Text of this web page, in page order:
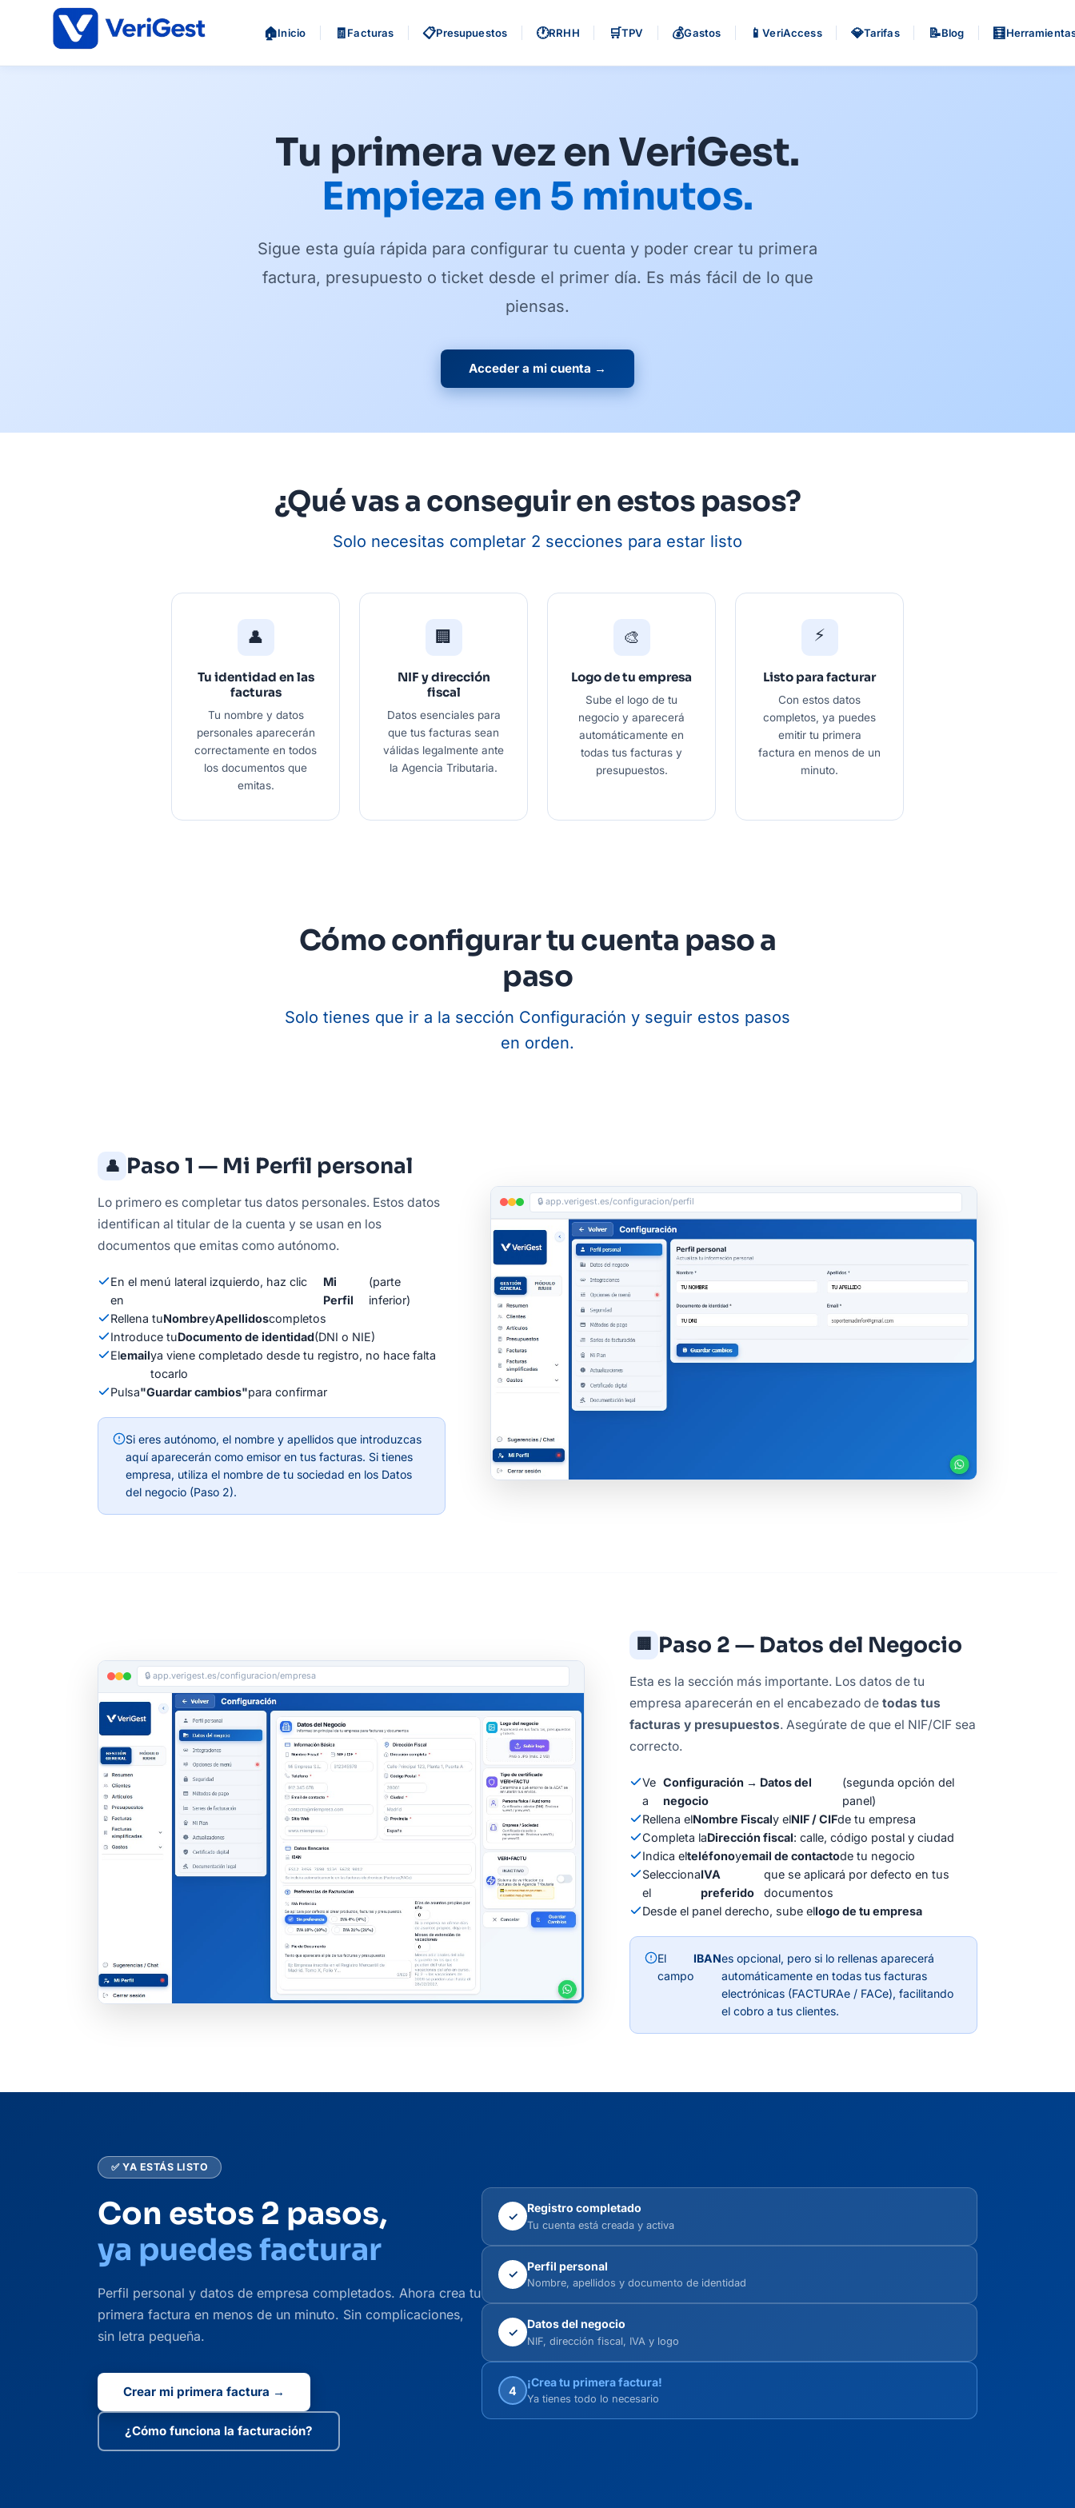
🏠Inicio 🧾Facturas 📋Presupuestos 🕐RRHH 🛒TPV 💰Gastos 📱VeriAccess 💎Tarifas 📝Blog 🧮
Tu primera vez en VeriGest.
Empieza en 5 minutos.
Sigue esta guía rápida para configurar tu cuenta y poder crear tu primera
factura, presupuesto o ticket desde el primer día. Es más fácil de lo que
piensas.
Acceder a mi cuenta →
¿Qué vas a conseguir en estos pasos?
Solo necesitas completar 2 secciones para estar listo
👤
Tu identidad en las
facturas
Tu nombre y datos
personales aparecerán
correctamente en todos
los documentos que
emitas.
🏢
NIF y dirección
fiscal
Datos esenciales para
que tus facturas sean
válidas legalmente ante
la Agencia Tributaria.
🎨
Logo de tu empresa
Sube el logo de tu
negocio y aparecerá
automáticamente en
todas tus facturas y
presupuestos.
⚡
Listo para facturar
Con estos datos
completos, ya puedes
emitir tu primera
factura en menos de un
minuto.
Cómo configurar tu cuenta paso a
paso
Solo tienes que ir a la sección Configuración y seguir estos pasos
en orden.
👤 Paso 1 — Mi Perfil personal
Lo primero es completar tus datos personales. Estos datos
identifican al titular de la cuenta y se usan en los
documentos que emitas como autónomo.
En el menú lateral izquierdo, haz clic
en
Mi
Perfil
(parte
inferior)
Rellena tuNombreyApellidoscompletos
Introduce tuDocumento de identidad(DNI o NIE)
Elemailya viene completado desde tu registro, no hace falta
tocarlo
Pulsa"Guardar cambios"para confirmar
Si eres autónomo, el nombre y apellidos que introduzcas
aquí aparecerán como emisor en tus facturas. Si tienes
empresa, utiliza el nombre de tu sociedad en los Datos
del negocio (Paso 2).
🔒 app.verigest.es/configuracion/perfil
🏢 Paso 2 — Datos del Negocio
Esta es la sección más importante. Los datos de tu
empresa aparecerán en el encabezado de todas tus
facturas y presupuestos. Asegúrate de que el NIF/CIF sea
correcto.
Ve
a
Configuración → Datos del
negocio
(segunda opción del
panel)
Rellena elNombre Fiscaly elNIF / CIFde tu empresa
Completa laDirección fiscal: calle, código postal y ciudad
Indica elteléfonoyemail de contactode tu negocio
Selecciona
el
IVA
preferido
que se aplicará por defecto en tus
documentos
Desde el panel derecho, sube ellogo de tu empresa
El
campo
IBANes opcional, pero si lo rellenas aparecerá
automáticamente en todas tus facturas
electrónicas (FACTURAe / FACe), facilitando
el cobro a tus clientes.
🔒 app.verigest.es/configuracion/empresa
✅ YA ESTÁS LISTO
Con estos 2 pasos,
ya puedes facturar
Perfil personal y datos de empresa completados. Ahora crea tu
primera factura en menos de un minuto. Sin complicaciones,
sin letra pequeña.
Crear mi primera factura →
¿Cómo funciona la facturación?
✓
Registro completado
Tu cuenta está creada y activa
✓
Perfil personal
Nombre, apellidos y documento de identidad
✓
Datos del negocio
NIF, dirección fiscal, IVA y logo
4
¡Crea tu primera factura!
Ya tienes todo lo necesario